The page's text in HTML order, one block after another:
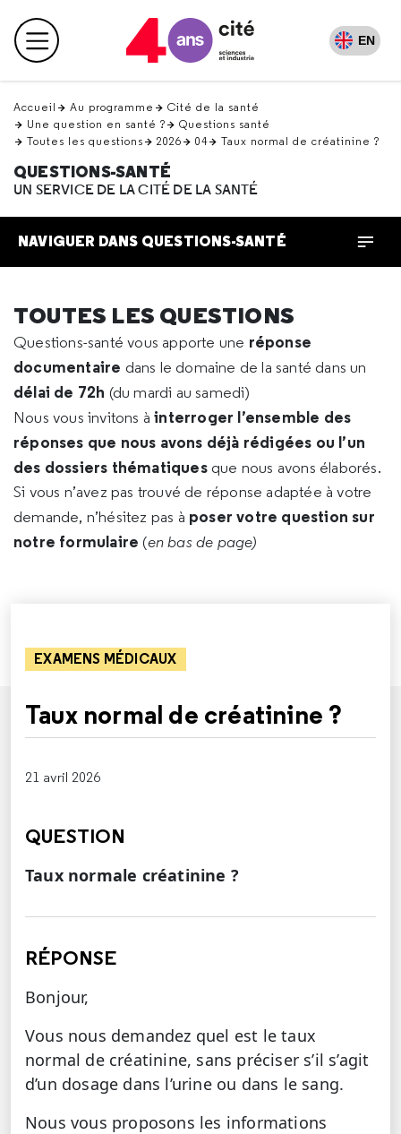
en
haut Menu principal EN
Accueil Au programme
Cité de la santé
Une question en santé ?
Questions santé
Toutes les questions
2026 04 Taux normal de créatinine ?
QUESTIONS-SANTÉ
UN SERVICE DE LA CITÉ DE LA SANTÉ
NAVIGUER DANS QUESTIONS-SANTÉ
TOUTES LES QUESTIONS
Questions-santé vous apporte une réponse
documentaire dans le domaine de la santé dans un
délai de 72h (du mardi au samedi)
Nous vous invitons àinterroger l’ensemble des
réponses que nous avons déjà rédigées ou l’un
des dossiers thématiques que nous avons élaborés.
Si vous n’avez pas trouvé de réponse adaptée à votre
demande, n’hésitez pas à poser votre question sur
notre formulaire (en bas de page)
EXAMENS MÉDICAUX
Taux normal de créatinine ?
21 avril 2026
QUESTION
Taux normale créatinine ?
RÉPONSE
Bonjour,
Vous nous demandez quel est le taux
normal de créatinine, sans préciser s’il s’agit
d’un dosage dans l’urine ou dans le sang.
Nous vous proposons les informations